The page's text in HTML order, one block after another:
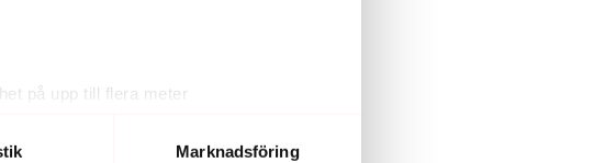
på upp till flera meter
i
detaljsektionen. Du kan ändra
Marknadsföring